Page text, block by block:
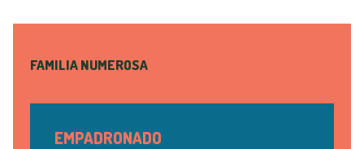
FAMILIA NUMEROSA
EMPADRONADO